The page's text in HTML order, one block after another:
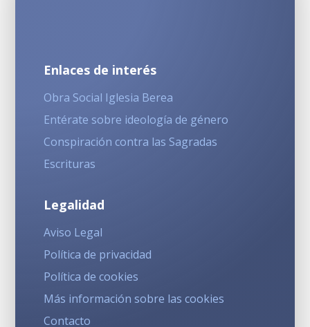
Enlaces de interés
Obra Social Iglesia Berea
Entérate sobre ideología de género
Conspiración contra las Sagradas
Escrituras
Legalidad
Aviso Legal
Política de privacidad
Política de cookies
Más información sobre las cookies
Contacto